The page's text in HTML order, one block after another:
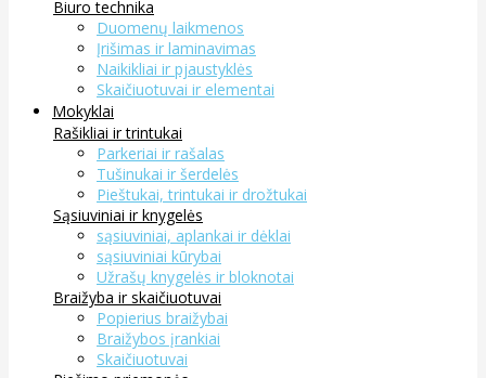
Biuro technika
Duomenų laikmenos
Įrišimas ir laminavimas
Naikikliai ir pjaustyklės
Skaičiuotuvai ir elementai
Mokyklai
Rašikliai ir trintukai
Parkeriai ir rašalas
Tušinukai ir šerdelės
Pieštukai, trintukai ir drožtukai
Sąsiuviniai ir knygelės
sąsiuviniai, aplankai ir dėklai
sąsiuviniai kūrybai
Užrašų knygelės ir bloknotai
Braižyba ir skaičiuotuvai
Popierius braižybai
Braižybos įrankiai
Skaičiuotuvai